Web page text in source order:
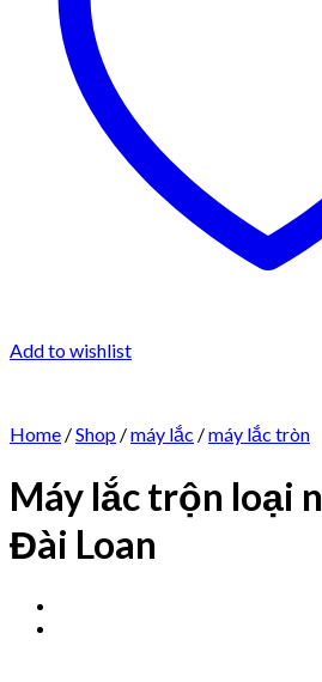
Add to wishlist
Home /Shop /máy lắc /máy lắc tròn
Máy lắc trộn loại
Đài Loan